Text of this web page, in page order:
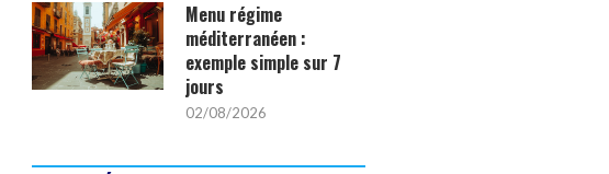
Menu régime
méditerranéen :
exemple simple sur 7
jours
02/08/2026